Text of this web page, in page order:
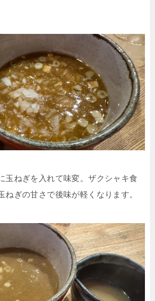
玉ねぎを入れて味変。ザクシャキ食
ねぎの甘さで後味が軽くなります。